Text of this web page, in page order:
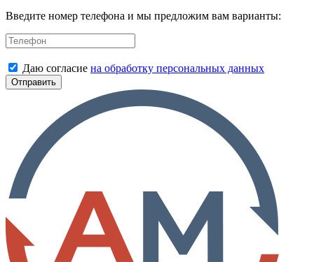
Введите номер телефона и мы предложим вам варианты:
Даю согласие на обработку персональных данных
Отправить